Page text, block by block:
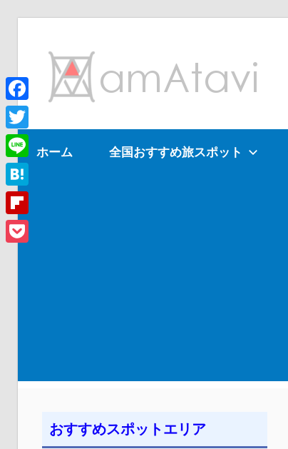
ン
ツ
へ
ス
キ
ッ
プ
を
見
ホーム 全国おすすめ旅スポット
おすすめスポットエリア
Facebook
Twitter
Line
Hatena
Flipboard